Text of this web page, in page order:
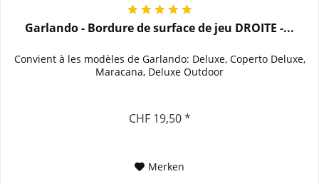
Garlando - Bordure de surface de jeu DROITE -...
Convient à les modèles de Garlando: Deluxe, Coperto Deluxe,
Maracana, Deluxe Outdoor
CHF 19,50 *
Merken